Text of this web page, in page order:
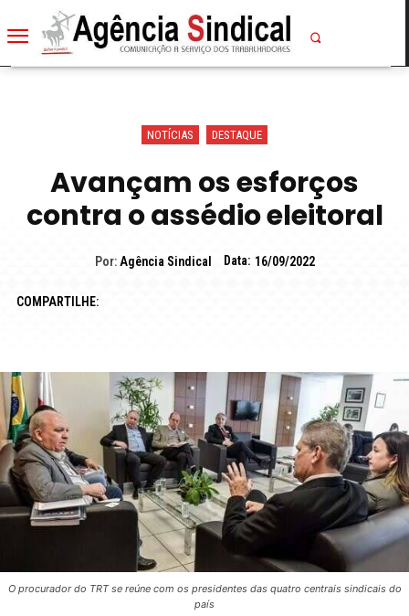
NOTÍCIAS DESTAQUE
Avançam os esforços
contra o assédio eleitoral
Por: Agência Sindical Data: 16/09/2022
COMPARTILHE:
O procurador do TRT se reúne com os presidentes das quatro centrais sindicais do
país